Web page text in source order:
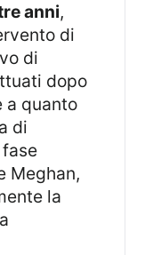
anni,
di
di
dopo
a quanto
di
Meghan,
la